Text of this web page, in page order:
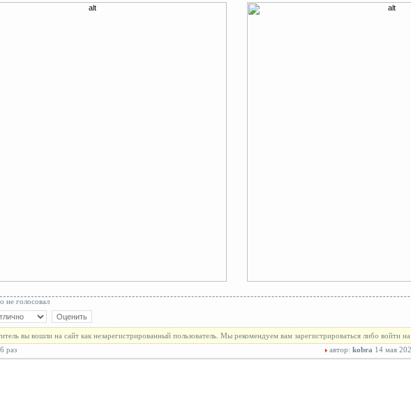
не голосовал
вы вошли на сайт как незарегистрированный пользователь. Мы рекомендуем вам зарегистрироваться либо войти
раз
автор: kobra 14 мая